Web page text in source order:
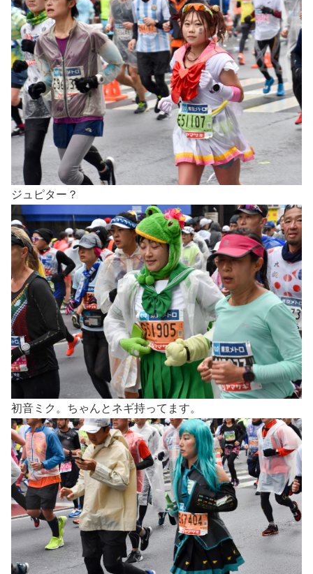
ジュピター？
初音ミク。ちゃんとネギ持ってます。